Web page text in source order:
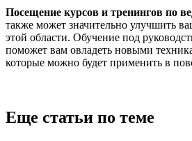
Посещение курсов и тренингов по
также может значительно улучшить
этой области. Обучение под
поможет вам овладеть новыми
которые можно будет применить в
Еще статьи по теме